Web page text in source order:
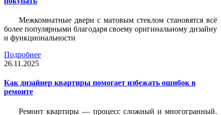
Межкомнатные двери с матовым стеклом становятся всё
более популярными благодаря своему оригинальному дизайну
и функциональности
Подробнее
26.11.2025
Как дизайнер квартиры помогает избежать ошибок в
ремонте
Ремонт квартиры — процесс сложный и многогранный.